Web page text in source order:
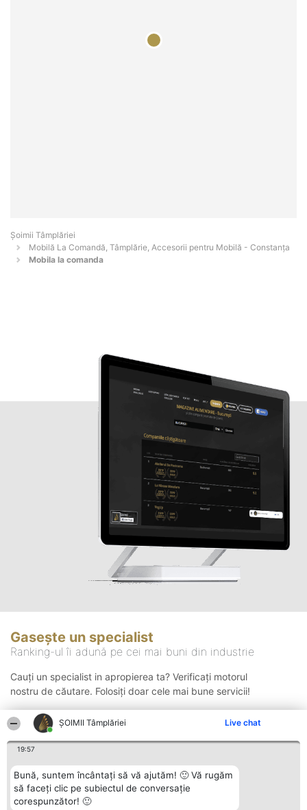
ȘOIMII Tâmplăriei Live chat
19:57
Bună, suntem încântați să vă ajutăm! 🙂 Vă rugăm
să faceți clic pe subiectul de conversație
corespunzător! 🙂
Șoimii Tâmplăriei
Mobilă La Comandă, Tâmplărie, Accesorii pentru Mobilă - Constanţa
Mobila la comanda
Gasește un specialist
Ranking-ul îi adună pe cei mai buni din industrie
Cauți un specialist in apropierea ta? Verificați motorul
nostru de căutare. Folosiți doar cele mai bune servicii!